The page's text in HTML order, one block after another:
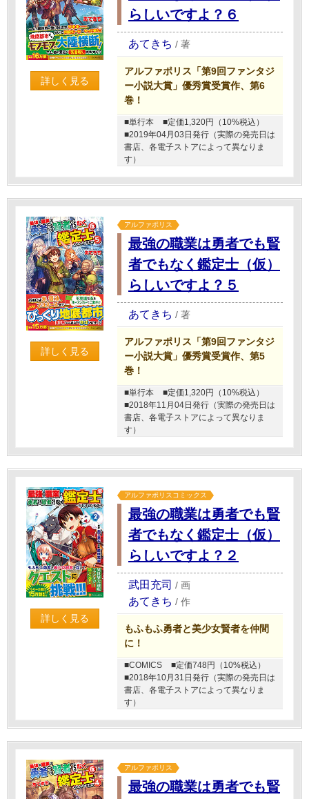
詳しく見る
らしいですよ？６
あてきち / 著
アルファポリス「第9回ファンタジ
ー小説大賞」優秀賞受賞作、第6
巻！
■単行本
■定価1,320円（10%税込）
■2019年04月03日発行（実際の発売日は
書店、各電子ストアによって異なりま
す）
詳しく見る
アルファポリス
最強の職業は勇者でも賢
者でもなく鑑定士（仮）
らしいですよ？５
あてきち / 著
アルファポリス「第9回ファンタジ
ー小説大賞」優秀賞受賞作、第5
巻！
■単行本
■定価1,320円（10%税込）
■2018年11月04日発行（実際の発売日は
書店、各電子ストアによって異なりま
す）
詳しく見る
アルファポリスコミックス
最強の職業は勇者でも賢
者でもなく鑑定士（仮）
らしいですよ？２
武田充司 / 画
あてきち / 作
もふもふ勇者と美少女賢者を仲間
に！
■COMICS
■定価748円（10%税込）
■2018年10月31日発行（実際の発売日は
書店、各電子ストアによって異なりま
す）
アルファポリス
最強の職業は勇者でも賢